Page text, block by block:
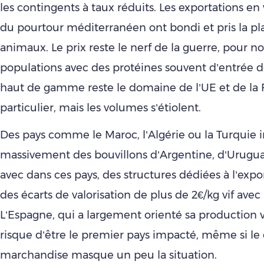
les contingents à taux réduits. Les exportations en
du pourtour méditerranéen ont bondi et pris la
animaux. Le prix reste le nerf de la guerre, pour
populations avec des protéines souvent d’entrée
haut de gamme reste le domaine de l’UE et de la
particulier, mais les volumes s’étiolent.
Des pays comme le Maroc, l’Algérie ou la
massivement des bouvillons d’Argentine,
avec dans ces pays, des structures dédiées à
des écarts de valorisation de plus de 2€/kg vif avec
L’Espagne, qui a largement orienté sa production
risque d’être le premier pays impacté, même si
marchandise masque un peu la situation.